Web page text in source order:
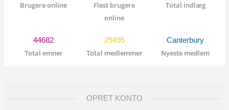
Brugere online
Flest brugere
online
Total indlæg
44682
Total emner
29495
Total medlemmer
Canterbury
Nyeste medlem
OPRET KONTO